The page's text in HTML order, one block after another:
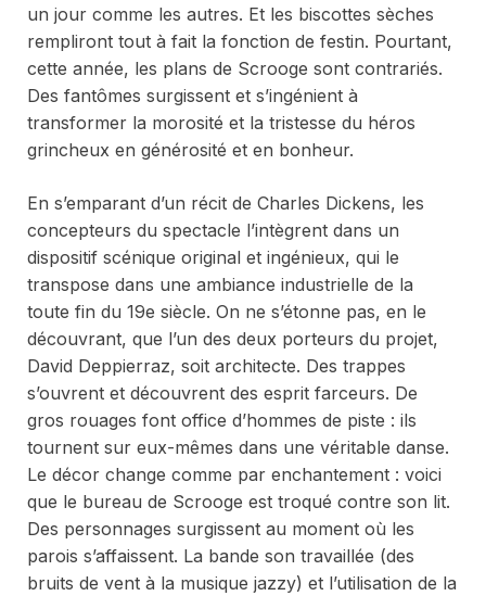
un jour comme les autres. Et les biscottes sèches
rempliront tout à fait la fonction de festin. Pourtant,
cette année, les plans de Scrooge sont contrariés.
Des fantômes surgissent et s’ingénient à
transformer la morosité et la tristesse du héros
grincheux en générosité et en bonheur.
En s’emparant d’un récit de Charles Dickens, les
concepteurs du spectacle l’intègrent dans un
dispositif scénique original et ingénieux, qui le
transpose dans une ambiance industrielle de la
toute fin du 19e siècle. On ne s’étonne pas, en le
découvrant, que l’un des deux porteurs du projet,
David Deppierraz, soit architecte. Des trappes
s’ouvrent et découvrent des esprit farceurs. De
gros rouages font office d’hommes de piste : ils
tournent sur eux-mêmes dans une véritable danse.
Le décor change comme par enchantement : voici
que le bureau de Scrooge est troqué contre son lit.
Des personnages surgissent au moment où les
parois s’affaissent. La bande son travaillée (des
bruits de vent à la musique jazzy) et l’utilisation de la